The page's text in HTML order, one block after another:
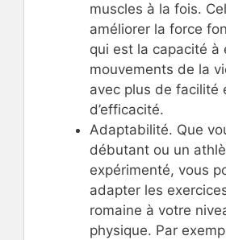
muscles à la fois.
améliorer la force
qui est la capacité à
mouvements de la
avec plus de facilité
d’efficacité.
Adaptabilité. Que
débutant ou un
expérimenté, vous
adapter les
romaine à votre
physique. Par